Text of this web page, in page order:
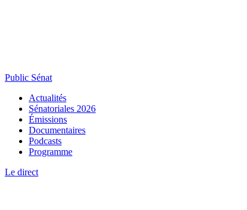
Public Sénat
Actualités
Sénatoriales 2026
Émissions
Documentaires
Podcasts
Programme
Le direct